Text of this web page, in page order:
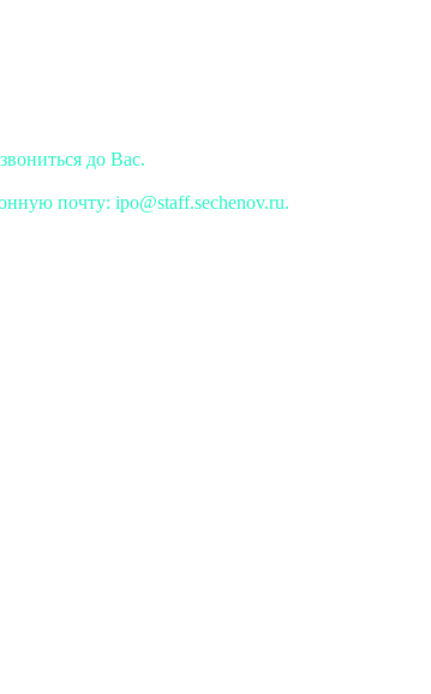
до Вас.
почту: ipo@staff.sechenov.ru.